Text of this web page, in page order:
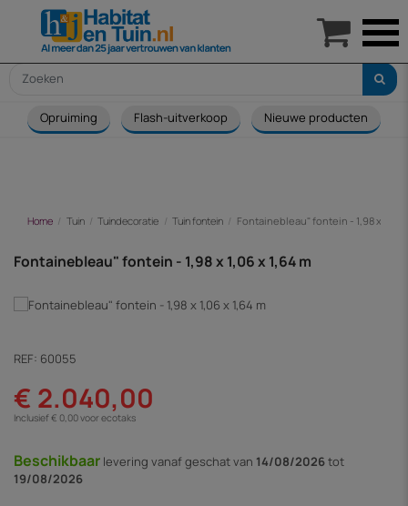
Opruiming Flash-uitverkoop Nieuwe producten
Home Tuin Tuindecoratie Tuin fontein Fontainebleau" fontein - 1,98 x 1,06
Fontainebleau" fontein - 1,98 x 1,06 x 1,64 m
REF: 60055
€ 2.040,00
Inclusief € 0,00 voor ecotaks
Beschikbaar levering vanafgeschat van 14/08/2026tot
19/08/2026
